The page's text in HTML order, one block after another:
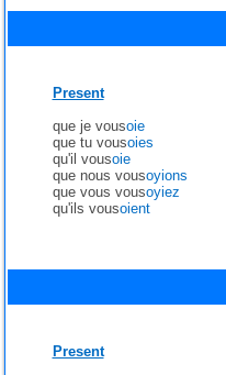
Present
que je vousoie
que tu vousoies
qu'il vousoie
que nous vousoyions
que vous vousoyiez
qu'ils vousoient
Present